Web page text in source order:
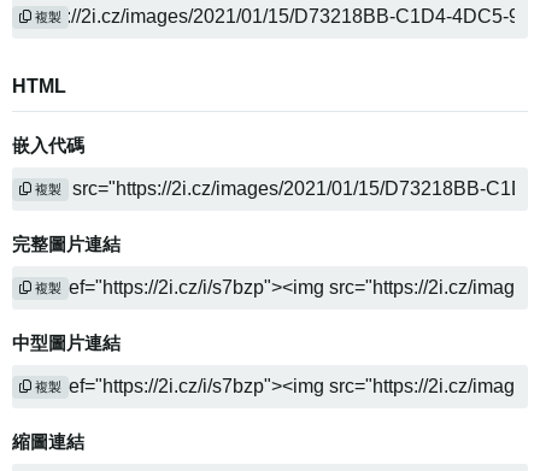
複製
HTML
嵌入代碼
複製
完整圖片連結
複製
中型圖片連結
複製
縮圖連結